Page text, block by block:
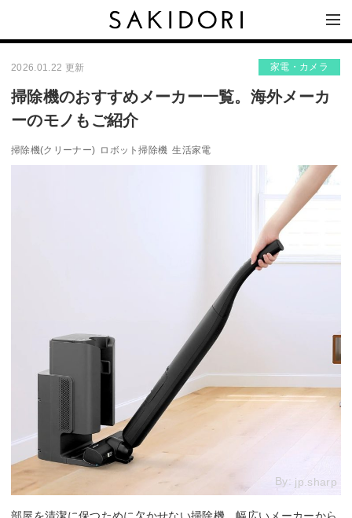
2026.01.22 更新 家電・カメラ
掃除機のおすすめメーカー一覧。海外メーカ
ーのモノもご紹介
掃除機(クリーナー) ロボット掃除機 生活家電
By: jp.sharp